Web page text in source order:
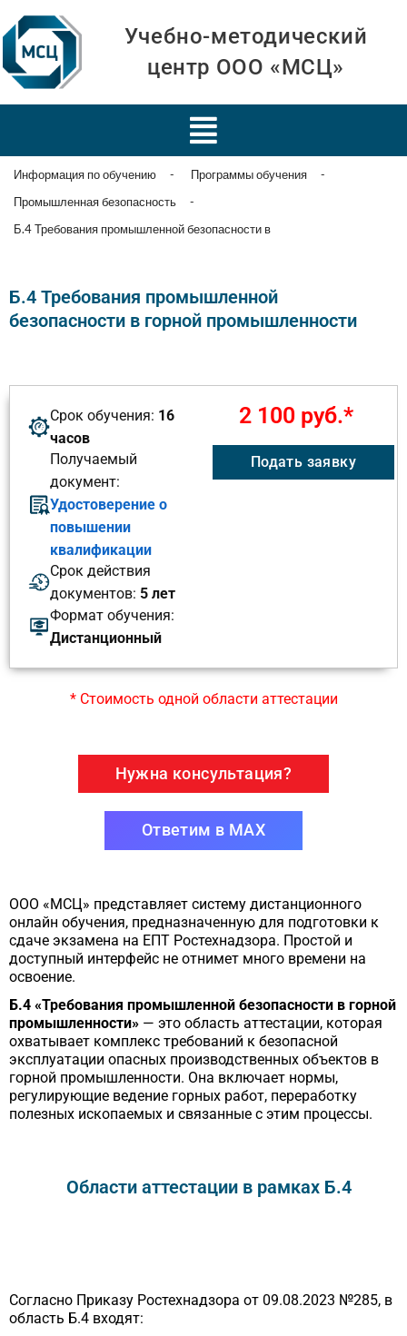
Учебно-методический
центр ООО «МСЦ»
Информация по обучению - Программы обучения
-
Промышленная безопасность
-
Б.4 Требования промышленной безопасности в
Б.4 Требования промышленной
безопасности в горной промышленности
Срок обучения: 16
часов
Получаемый
документ:
Удостоверение о
повышении
квалификации
Срок действия
документов: 5 лет
Формат обучения:
Дистанционный
2 100 руб.*
Подать заявку
* Стоимость одной области аттестации
Нужна консультация?
Ответим в MAX
ООО «МСЦ» представляет систему дистанционного
онлайн обучения, предназначенную для подготовки к
сдаче экзамена на ЕПТ Ростехнадзора. Простой и
доступный интерфейс не отнимет много времени на
освоение.
Б.4 «Требования промышленной безопасности в горной
промышленности» — это область аттестации, которая
охватывает комплекс требований к безопасной
эксплуатации опасных производственных объектов в
горной промышленности. Она включает нормы,
регулирующие ведение горных работ, переработку
полезных ископаемых и связанные с этим процессы.
Области аттестации в рамках Б.4
Согласно Приказу Ростехнадзора от 09.08.2023 №285, в
область Б.4 входят: